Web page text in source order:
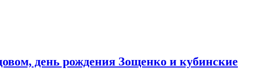
день рождения Зощенко и кубинские